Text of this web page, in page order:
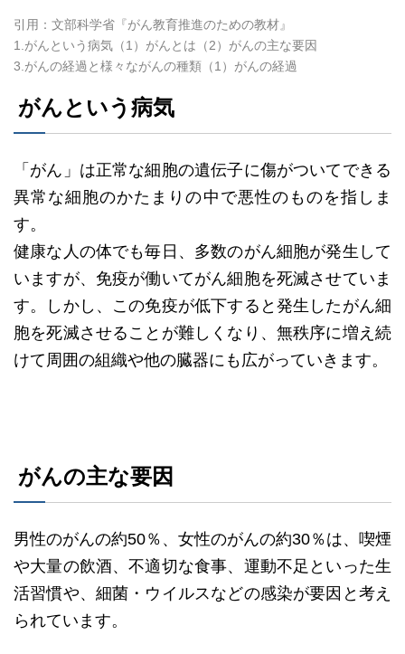
引用：文部科学省『がん教育推進のための教材』
1.がんという病気（1）がんとは（2）がんの主な要因
3.がんの経過と様々ながんの種類（1）がんの経過
がんという病気
「がん」は正常な細胞の遺伝子に傷がついてできる
異常な細胞のかたまりの中で悪性のものを指しま
す。
健康な人の体でも毎日、多数のがん細胞が発生して
いますが、免疫が働いてがん細胞を死滅させていま
す。しかし、この免疫が低下すると発生したがん細
胞を死滅させることが難しくなり、無秩序に増え続
けて周囲の組織や他の臓器にも広がっていきます。
がんの主な要因
男性のがんの約50％、女性のがんの約30％は、喫煙
や大量の飲酒、不適切な食事、運動不足といった生
活習慣や、細菌・ウイルスなどの感染が要因と考え
られています。